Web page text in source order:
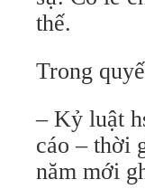
thế.
Trong
– Kỷ luật
cáo – thời
năm mới